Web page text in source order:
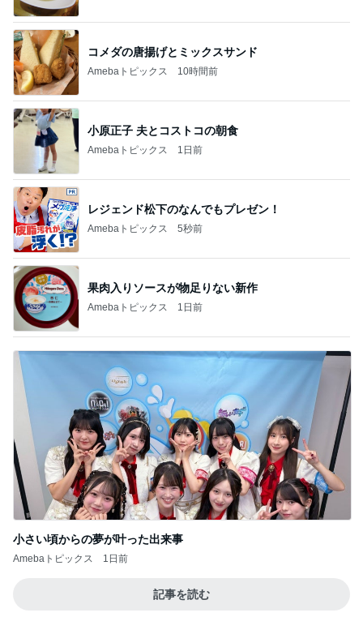
コメダの唐揚げとミックスサンド
Amebaトピックス 10時間前
小原正子 夫とコストコの朝食
Amebaトピックス 1日前
レジェンド松下のなんでもプレゼン！
Amebaトピックス 5秒前
果肉入りソースが物足りない新作
Amebaトピックス 1日前
小さい頃からの夢が叶った出来事
Amebaトピックス 1日前
記事を読む